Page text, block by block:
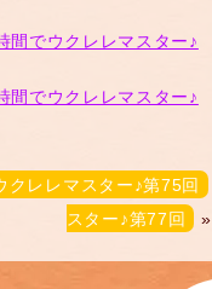
クレレマスター♪第75回
スター♪第77回
»